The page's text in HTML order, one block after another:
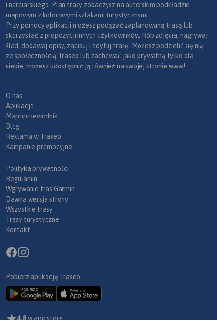
i narciarskiego. Plan trasy zobaczysz na autorskim podkładzie
mapowym z kolorowymi szlakami turystycznymi.
Przy pomocy aplikacji możesz podążać zaplanowaną trasą lub
skorzystać z propozycji innych użytkowników. Rób zdjęcia, nagrywaj
ślad, dodawaj opisy, zapisuj i edytuj trasę. Możesz podzielić się nią
ze społecznością Traseo lub zachować jako prywatną tylko dla
siebie, możesz udostępnić ją również na swojej stronie www!
O nas
Aplikacje
Mapoprzewodnik
Blog
Reklama w Traseo
Kampanie promocyjne
Polityka prywatności
Regulamin
Wgrywanie tras Garmin
Dawna wersja strony
Wszystkie trasy
Trasy turystyczne
Kontakt
Pobierz aplikację Traseo:
4,8w app store